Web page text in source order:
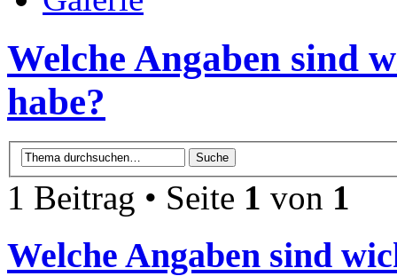
Welche Angaben sind
habe?
1 Beitrag • Seite 1 von 1
Welche Angaben sind